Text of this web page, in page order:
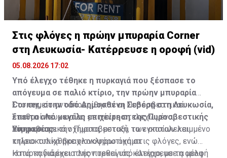
Στις φλόγες η πρώην μπυραρία Corner
στη Λευκωσία- Κατέρρευσε η οροφή (vid)
05.08.2026 17:02
Υπό έλεγχο τέθηκε η πυρκαγιά που ξέσπασε το
απόγευμα σε παλιό κτίριο, την πρώην μπυραρία
Corner, στην οδό Δημοσθένη Σεβέρη στη Λευκωσία,
έπειτα από μεγάλη επιχείρηση της Πυροσβεστικής
Υπηρεσίας.
Στο σημείο ανταποκρίθηκαν οι Πυροσβεστικοί
Σταθμοί Λευκωσίας με πέντε στελεχωμένα
πυροσβεστικά οχήματα, μεταξύ των οποίων και
τηλεσκοπικό βραχιονοφόρο όχημα.
Σύμφωνα με την Πυροσβεστική, το εγκαταλελειμμένο
κτίριο τυλίχθηκε ολοκληρωτικά στις φλόγες, ενώ
κατά τη διάρκεια της πυρκαγιάς κατέρρευσε η οροφή
Η πυρκαγιά έχει πλέον τεθεί υπό έλεγχο, με τα μέλη